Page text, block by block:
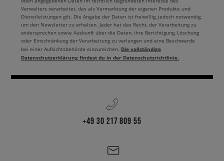
Verwalters verarbeitet, das als Vermarktung der eigenen Produkte und
Dienstleistungen gilt. Die Angabe der Daten ist freiwillig, jedoch notwendig,
um den Newsletter zu erhalten. Jeder hat das Recht, der Verarbeitung zu
widersprechen sowie Auskunft über die Daten, ihre Berichtigung, Löschung
oder Einschränkung der Verarbeitung zu verlangen und eine Beschwerde
bei einer Aufsichtsbehörde einzureichen. Die vollständige
Datenschutzerklärung findest du in der Datenschutzrichtlinie.
+49 30 217 809 55